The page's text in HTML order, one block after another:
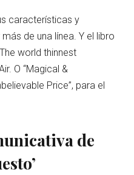
características y
de una línea. Y el libro
world thinnest
O “Magical &
Price”, para el
de